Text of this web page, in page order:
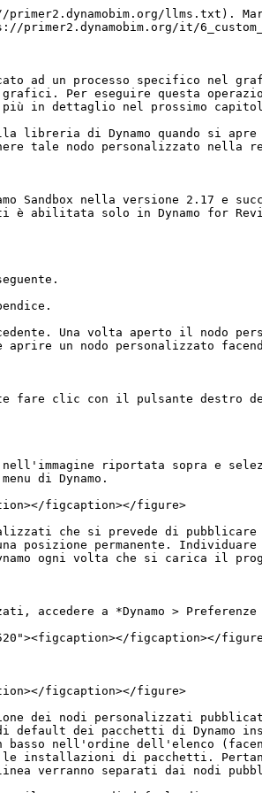
llms.txt).
it/
ad un processo specifico nel
Per eseguire questa
più in dettaglio nel prossimo
di Dynamo quando si apre
tale nodo personalizzato
Sandbox nella versione 2.17 e
abilitata solo in Dynamo for
Una volta aperto il nodo
un nodo personalizzato
fare clic con il pulsante destro
riportata sopra e
di Dynamo.
figcaption></figure>
che si prevede di pubblicare
posizione permanente.
ogni volta che si carica il
a *Dynamo >
figcaption></
figcaption></figure>
dei nodi personalizzati
default dei pacchetti di Dynamo
nell'ordine dell'elenco
installazioni di pacchetti.
verranno separati dai nodi